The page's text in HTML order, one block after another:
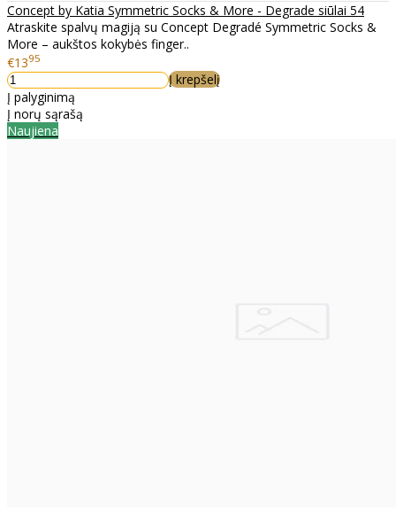
Concept by Katia Symmetric Socks & More - Degrade siūlai 54
Atraskite spalvų magiją su Concept Degradé Symmetric Socks &
More – aukštos kokybės finger..
€1395
Į krepšelį
Į palyginimą
Į norų sąrašą
Naujiena